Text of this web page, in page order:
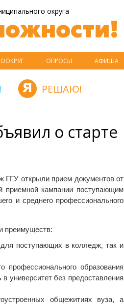
округа
ОПРОСЫ АФИША
РЕШАЮ!
о старте
ГГУ открыли прием документов от
приемной кампании поступающим
и среднего профессионального
преимуществ:
поступающих в колледж, так и
профессионального образования
университет без предоставления
общежитиях вуза, а